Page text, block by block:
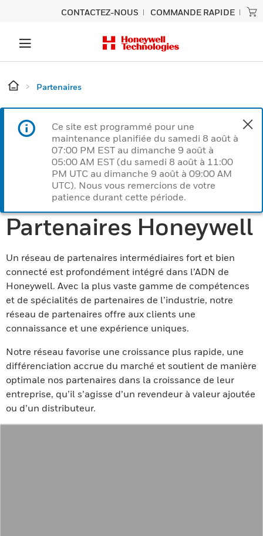
CONTACTEZ-NOUS COMMANDE RAPIDE
Partenaires
Ce site est programmé pour une
maintenance planifiée du samedi 8 août à
07:00 PM EST au dimanche 9 août à
05:00 AM EST (du samedi 8 août à 11:00
PM UTC au dimanche 9 août à 09:00 AM
UTC). Nous vous remercions de votre
patience durant cette période.
Partenaires Honeywell
Un réseau de partenaires intermédiaires fort et bien
connecté est profondément intégré dans l’ADN de
Honeywell. Avec la plus vaste gamme de compétences
et de spécialités de partenaires de l’industrie, notre
réseau de partenaires offre aux clients une
connaissance et une expérience uniques.
Notre réseau favorise une croissance plus rapide, une
différenciation accrue du marché et soutient de manière
optimale nos partenaires dans la croissance de leur
entreprise, qu’il s’agisse d’un revendeur à valeur ajoutée
ou d’un distributeur.